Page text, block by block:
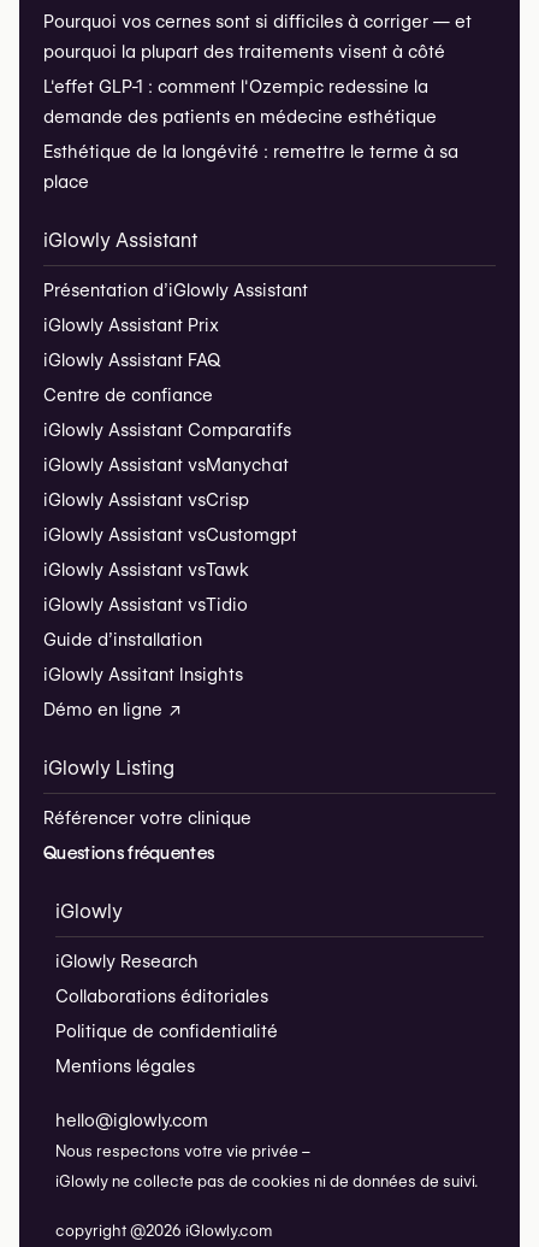
Pourquoi vos cernes sont si difficiles à corriger — et
pourquoi la plupart des traitements visent à côté
L'effet GLP-1 : comment l'Ozempic redessine la
demande des patients en médecine esthétique
Esthétique de la longévité : remettre le terme à sa
place
iGlowly Assistant
Présentation d’iGlowly Assistant
iGlowly Assistant Prix
iGlowly Assistant FAQ
Centre de confiance
iGlowly Assistant Comparatifs
iGlowly Assistant vsManychat
iGlowly Assistant vsCrisp
iGlowly Assistant vsCustomgpt
iGlowly Assistant vsTawk
iGlowly Assistant vsTidio
Guide d’installation
iGlowly Assitant Insights
Démo en ligne ↗
iGlowly Listing
Référencer votre clinique
Questions fréquentes
iGlowly
iGlowly Research
Collaborations éditoriales
Politique de confidentialité
Mentions légales
hello@iglowly.com
Nous respectons votre vie privée –
iGlowly ne collecte pas de cookies ni de données de suivi.
copyright @2026 iGlowly.com